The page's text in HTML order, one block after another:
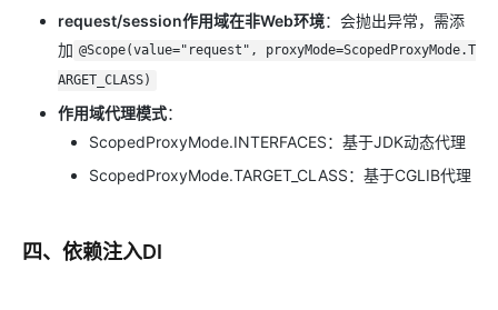
request/session作用域在非Web环境：会抛出异常，需添
加 @Scope(value="request", proxyMode=ScopedProxyMode.T
ARGET_CLASS)
作用域代理模式：
ScopedProxyMode.INTERFACES：基于JDK动态代理
ScopedProxyMode.TARGET_CLASS：基于CGLIB代理
四、依赖注入DI